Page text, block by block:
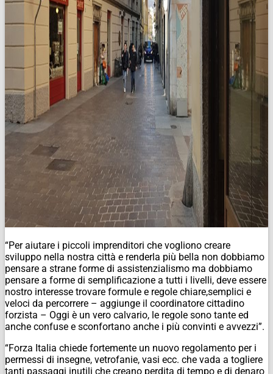
“Per aiutare i piccoli imprenditori che vogliono creare
sviluppo nella nostra città e renderla più bella non dobbiamo
pensare a strane forme di assistenzialismo ma dobbiamo
pensare a forme di semplificazione a tutti i livelli, deve essere
nostro interesse trovare formule e regole chiare,semplici e
veloci da percorrere – aggiunge il coordinatore cittadino
forzista – Oggi è un vero calvario, le regole sono tante ed
anche confuse e sconfortano anche i più convinti e avvezzi”.
“Forza Italia chiede fortemente un nuovo regolamento per i
permessi di insegne, vetrofanie, vasi ecc. che vada a togliere
tanti passaggi inutili che creano perdita di tempo e di denaro